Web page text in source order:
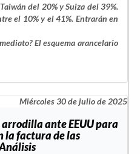
del 20% y Suiza del 39%.
el 10% y el 41%. Entrarán en
El esquema arancelario
Miércoles 30 de julio de 2025
arrodilla ante EEUU para
la factura de las